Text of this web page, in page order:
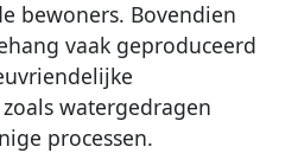
bewoners. Bovendien
vaak geproduceerd
watergedragen
processen.